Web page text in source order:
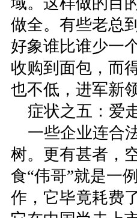
做全。有些老总
好象谁比谁少一
收购到面包，而
也不低，进军新
症状之五：爱
一些企业连合
树。更有甚者，
食“伟哥”就是一
作，它毕竟耗费